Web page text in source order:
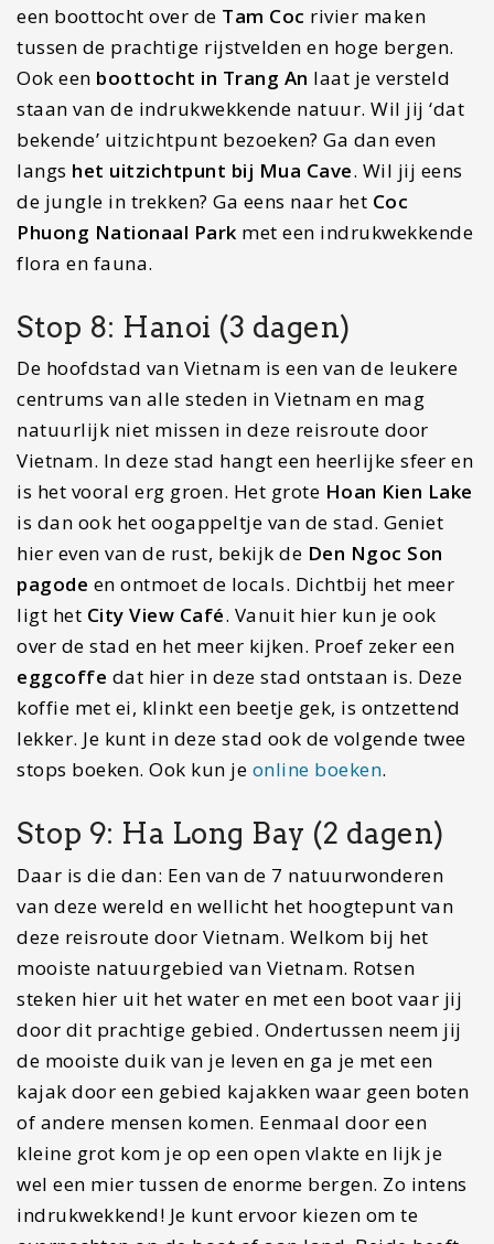
pagodeen ontmoet de locals. Dichtbij het meer
ligt hetCity View Café. Vanuit hier kun je ook
over de stad en het meer kijken. Proef zeker een
eggcoffedat hier in deze stad ontstaan is. Deze
koffie met ei, klinkt een beetje gek, is ontzettend
lekker. Je kunt in deze stad ook de volgende twee
stops boeken. Ook kun jeonline boeken.
Stop 9: Ha Long Bay (2 dagen)
van deze wereld en wellicht het hoogtepunt van
deze reisroute door Vietnam. Welkom bij het
mooiste natuurgebied van Vietnam. Rotsen
steken hier uit het water en met een boot vaar jij
door dit prachtige gebied. Ondertussen neem jij
de mooiste duik van je leven en ga je met een
kajak door een gebied kajakken waar geen boten
of andere mensen komen. Eenmaal door een
kleine grot kom je op een open vlakte en lijk je
wel een mier tussen de enorme bergen. Zo intens
indrukwekkend! Je kunt ervoor kiezen om te
overnachten op de boot of aan land. Beide heeft
wel iets bijzonders.
Stop 10: Sapa (2 dagen)
Twee dagen door de mooiste rijstvelden van
Vietnam lopen. Dit kun je doen vanuit het kleine
stadje Sapa, dat de start is van jouw wandeling